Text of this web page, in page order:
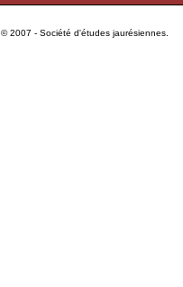
© 2007 - Société d'études jaurésiennes.